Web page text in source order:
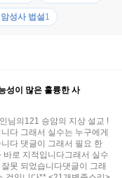
성사 법설1
성이 많은 훌륭한 사
님의121 승암의 지상 설교 !
다 그래서 실수는 누구에게
다 댓글이 그래서 필요 한
로 지적입니다그래서 실수
못 되었습니다댓글이 그래